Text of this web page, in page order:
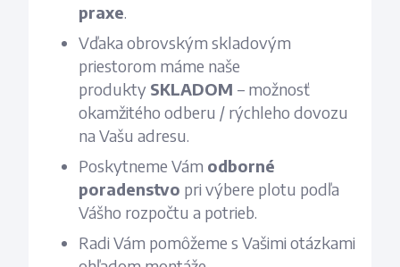
praxe
Vďaka obrovským skladovým
priestorom máme naše
produkty SKLADOM – možnosť
okamžitého odberu / rýchleho dovozu
na Vašu adresu.
Poskytneme Vám odborné
poradenstvo pri výbere plotu podľa
Vášho rozpočtu a potrieb.
Radi Vám pomôžeme s Vašimi otázkami